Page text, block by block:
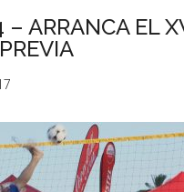
– ARRANCA EL